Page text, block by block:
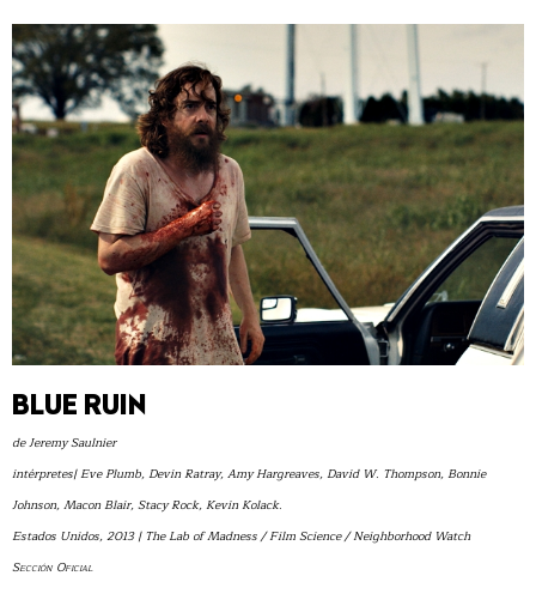
BLUE RUIN
de Jeremy Saulnier
intérpretes| Eve Plumb, Devin Ratray, Amy Hargreaves, David W. Thompson, Bonnie
Johnson, Macon Blair, Stacy Rock, Kevin Kolack.
Estados Unidos, 2013 | The Lab of Madness / Film Science / Neighborhood Watch
Sección Oficial